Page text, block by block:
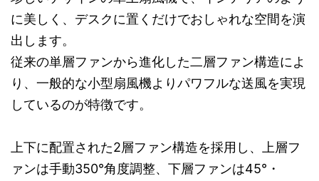
に美しく、デスクに置くだけでおしゃれな空間を演
出します。
従来の単層ファンから進化した二層ファン構造によ
り、一般的な小型扇風機よりパワフルな送風を実現
しているのが特徴です。
上下に配置された2層ファン構造を採用し、上層フ
ァンは手動350°角度調整、下層ファンは45°・